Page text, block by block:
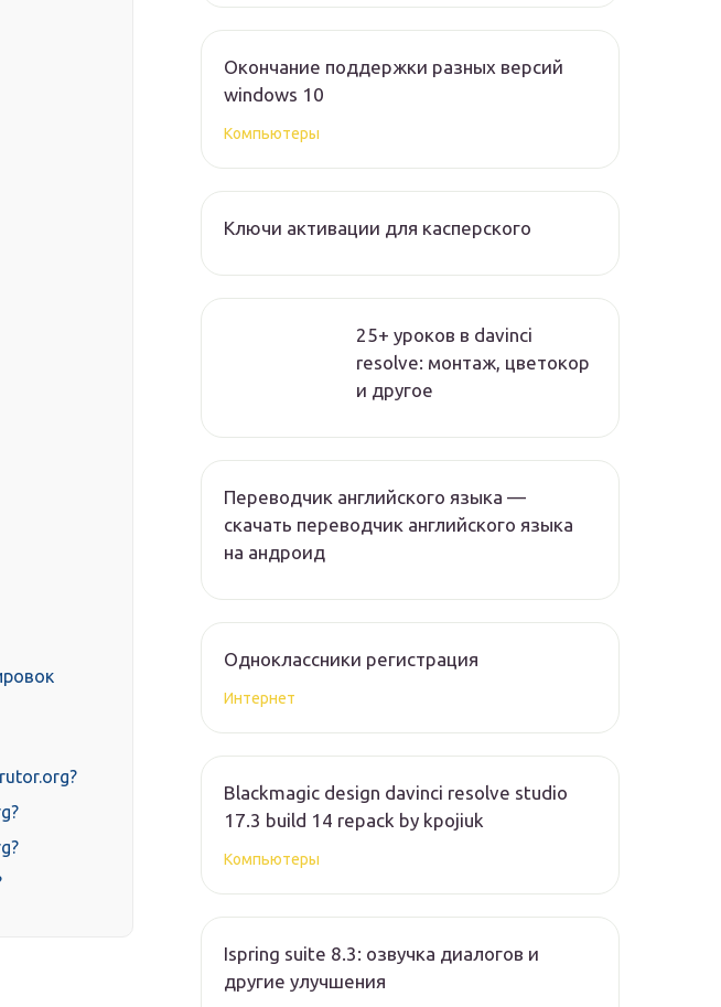
Окончание поддержки разных версий
windows 10
Компьютеры
Ключи активации для касперского
25+ уроков в davinci
resolve: монтаж, цветокор
и другое
Переводчик английского языка —
скачать переводчик английского языка
на андроид
Одноклассники регистрация
Интернет
Blackmagic design davinci resolve studio
17.3 build 14 repack by kpojiuk
Компьютеры
Ispring suite 8.3: озвучка диалогов и
другие улучшения